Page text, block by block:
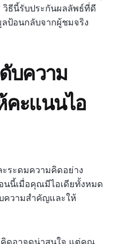
ธีนี้รับประกันผลลัพธ์ที่ดี
ป้อนกลับจากผู้ชมจริง
บความ
ะแนนไอ
ระดมความคิดอย่าง
นนี้เมื่อคุณมีไอเดียทั้งหมด
ความสำคัญและให้
ดอาจดูน่าสนใจ แต่คุณ